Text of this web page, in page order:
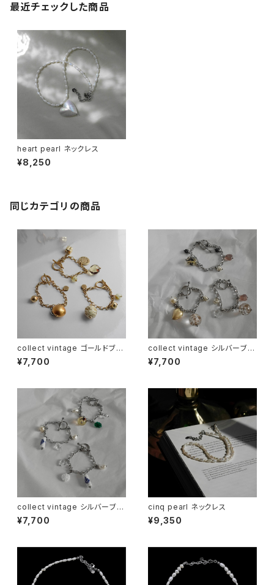
最近チェックした商品
heart pearl ネックレス
¥8,250
同じカテゴリの商品
collect vintage ゴールドブレ
スレット2
¥7,700
collect vintage シルバーブレ
スレット2
¥7,700
collect vintage シルバーブレ
スレット3
¥7,700
cinq pearl ネックレス
¥9,350